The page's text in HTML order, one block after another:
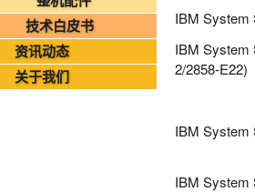
20260804-金支点烟草IT运维资讯日报
2026年08月03日-金支点IT运维资讯日报
2026年08月03日-金支点铁路智慧运维资讯
技术白皮书
资讯动态
关于我们
IBM System
IBM System
2/2858-E22)
IBM System
IBM System